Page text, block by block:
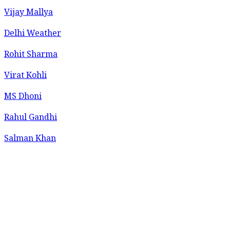
Vijay Mallya
Delhi Weather
Rohit Sharma
Virat Kohli
MS Dhoni
Rahul Gandhi
Salman Khan